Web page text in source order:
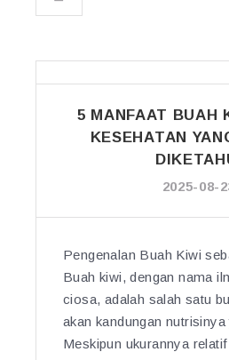
5 MANFAAT BUAH
KESEHATAN
2025-08-
Pengenalan Buah Kiwi
Buah kiwi, dengan nama
ciosa, adalah salah satu
akan kandungan
Meskipun ukurannya